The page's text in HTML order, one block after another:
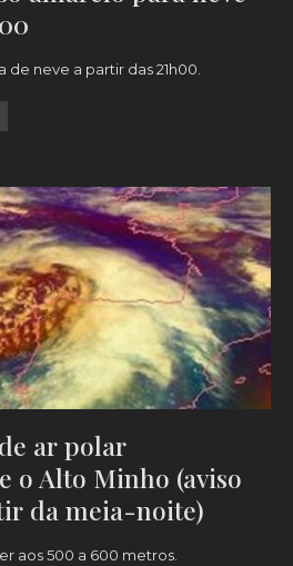
neve a partir das 21h00.
ar polar
o Alto Minho (aviso
da meia-noite)
aos 500 a 600 metros.